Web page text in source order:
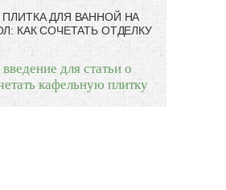
ПЛИТКА ДЛЯ ВАННОЙ НА
КАК СОЧЕТАТЬ ОТДЕЛКУ
для статьи о
кафельную плитку